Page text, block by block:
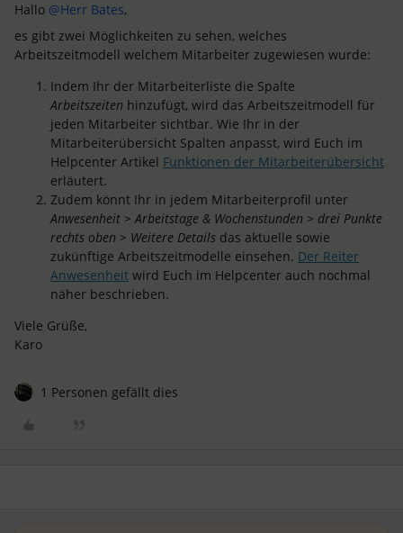
Hallo @Herr Bates,
es gibt zwei Möglichkeiten zu sehen, welches
Arbeitszeitmodell welchem Mitarbeiter zugewiesen wurde:
Indem Ihr der Mitarbeiterliste die Spalte
Arbeitszeiten hinzufügt, wird das Arbeitszeitmodell für
jeden Mitarbeiter sichtbar. Wie Ihr in der
Mitarbeiterübersicht Spalten anpasst, wird Euch im
Helpcenter Artikel Funktionen der Mitarbeiterübersicht
erläutert.
Zudem könnt Ihr in jedem Mitarbeiterprofil unter
Anwesenheit > Arbeitstage & Wochenstunden > drei Punkte
rechts oben > Weitere Details das aktuelle sowie
zukünftige Arbeitszeitmodelle einsehen. Der Reiter
Anwesenheit wird Euch im Helpcenter auch nochmal
näher beschrieben.
Viele Grüße,
Karo
1 Personen gefällt dies